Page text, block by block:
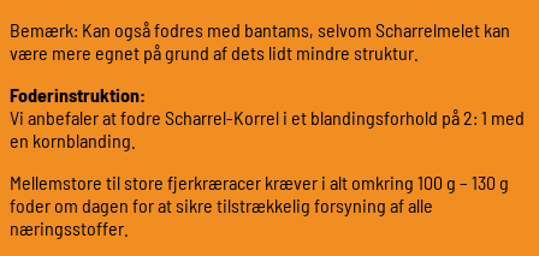
Bemærk: Kan også fodres med bantams, selvom Scharrelmelet kan
være mere egnet på grund af dets lidt mindre struktur.
Foderinstruktion:
Vi anbefaler at fodre Scharrel-Korrel i et blandingsforhold på 2: 1 med
en kornblanding.
Mellemstore til store fjerkræracer kræver i alt omkring 100 g – 130 g
foder om dagen for at sikre tilstrækkelig forsyning af alle
næringsstoffer.